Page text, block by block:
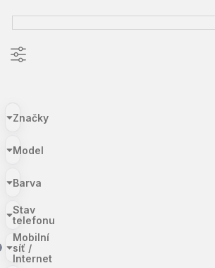
Značky
Model
Barva
Stav
telefonu
Mobilní
síť /
Internet